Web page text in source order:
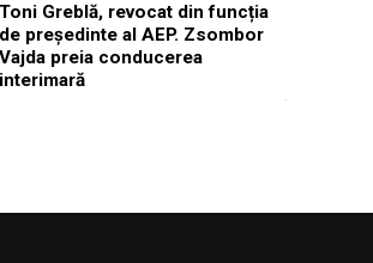
Toni Greblă, revocat din funcția
de președinte al AEP. Zsombor
Vajda preia conducerea
interimară